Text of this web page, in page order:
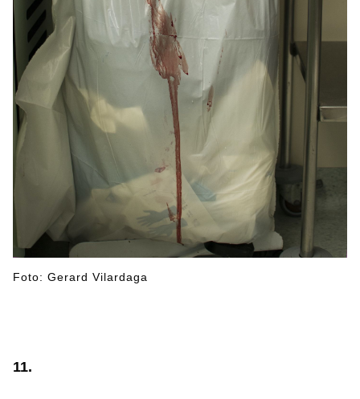
Foto: Gerard Vilardaga
11.